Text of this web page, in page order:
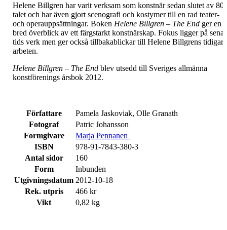
Helene Billgren har varit verksam som konstnär sedan slutet av 80-
talet och har även gjort scenografi och kostymer till en rad teater-
och operauppsättningar. Boken Helene Billgren – The End ger en
bred överblick av ett färgstarkt konstnärskap. Fokus ligger på
tids verk men ger också tillbakablickar till Helene Billgrens tidigare
arbeten.
Helene Billgren – The End blev utsedd till Sveriges allmänna
konstförenings årsbok 2012.
Författare
Pamela Jaskoviak, Olle Granath
Fotograf
Patric Johansson
Formgivare
Marja Pennanen
ISBN
978-91-7843-380-3
Antal sidor
160
Form
Inbunden
Utgivningsdatum 2012-10-18
Rek. utpris
466 kr
Vikt
0,82 kg